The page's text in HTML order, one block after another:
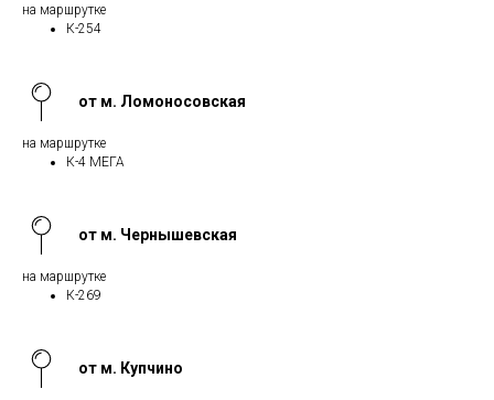
на маршрутке
К-254
от м. Ломоносовская
на маршрутке
К-4 МЕГА
от м. Чернышевская
на маршрутке
К-269
от м. Купчино